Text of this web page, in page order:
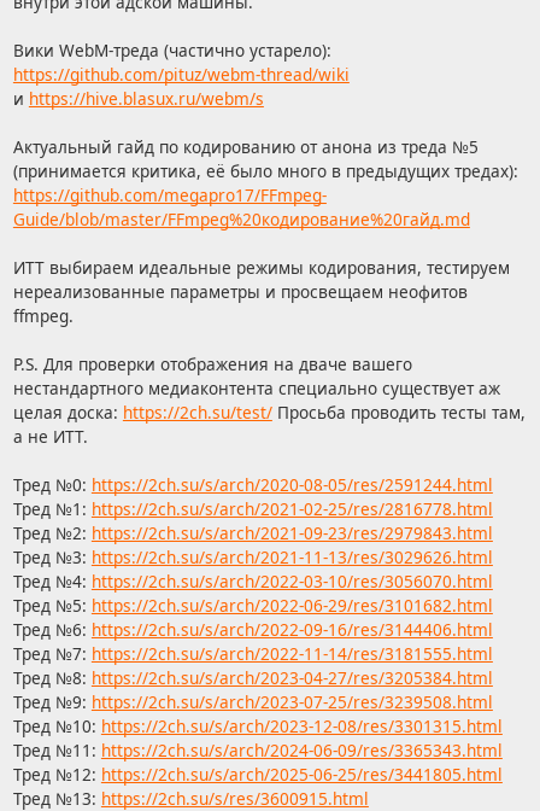
Вики WebM-треда (частично устарело):
https://github.com/pituz/webm-thread/wiki
и https://hive.blasux.ru/webm/s
Актуальный гайд по кодированию от анона из треда №5
(принимается критика, её было много в предыдущих тредах):
https://github.com/megapro17/FFmpeg-
Guide/blob/master/FFmpeg%20кодирование%20гайд.md
ИТТ выбираем идеальные режимы кодирования, тестируем
нереализованные параметры и просвещаем неофитов
ffmpeg.
P.S. Для проверки отображения на дваче вашего
нестандартного медиаконтента специально существует аж
целая доска: https://2ch.su/test/Просьба проводить тесты там,
а не ИТТ.
Тред №0: https://2ch.su/s/arch/2020-08-05/res/2591244.html
Тред №1: https://2ch.su/s/arch/2021-02-25/res/2816778.html
Тред №2: https://2ch.su/s/arch/2021-09-23/res/2979843.html
Тред №3: https://2ch.su/s/arch/2021-11-13/res/3029626.html
Тред №4: https://2ch.su/s/arch/2022-03-10/res/3056070.html
Тред №5: https://2ch.su/s/arch/2022-06-29/res/3101682.html
Тред №6: https://2ch.su/s/arch/2022-09-16/res/3144406.html
Тред №7: https://2ch.su/s/arch/2022-11-14/res/3181555.html
Тред №8: https://2ch.su/s/arch/2023-04-27/res/3205384.html
Тред №9: https://2ch.su/s/arch/2023-07-25/res/3239508.html
Тред №10: https://2ch.su/s/arch/2023-12-08/res/3301315.html
Тред №11: https://2ch.su/s/arch/2024-06-09/res/3365343.html
Тред №12: https://2ch.su/s/arch/2025-06-25/res/3441805.html
Тред №13: https://2ch.su/s/res/3600915.html